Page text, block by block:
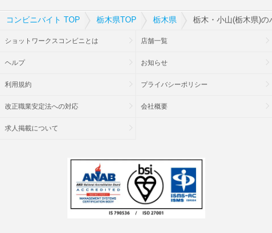
コンビニバイト TOP 栃木県TOP 栃木県 栃木・小山(栃木県)の
ショットワークスコンビニとは 店舗一覧
ヘルプ お知らせ
利用規約 プライバシーポリシー
改正職業安定法への対応 会社概要
求人掲載について